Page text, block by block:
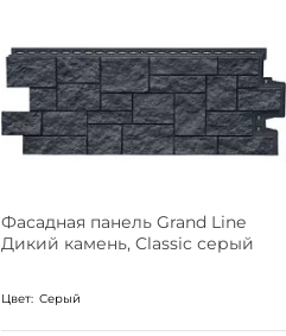
Фасадная панель Grand Line
Дикий камень, Classic серый
Цвет: Серый